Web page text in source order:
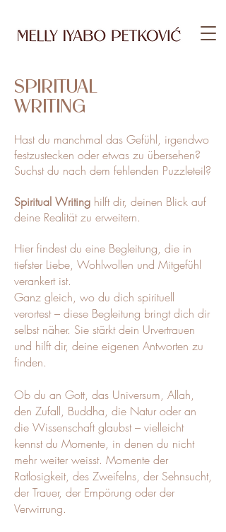
SPIRITUAL
WRITING
Hast du manchmal das Gefühl, irgendwo
festzustecken oder etwas zu übersehen?
Suchst du nach dem fehlenden Puzzleteil?
Spiritual Writing hilft dir, deinen Blick auf
deine Realität zu erweitern.
Hier findest du eine Begleitung, die in
tiefster Liebe, Wohlwollen und Mitgefühl
verankert ist.
Ganz gleich, wo du dich spirituell
verortest – diese Begleitung bringt dich dir
selbst näher. Sie stärkt dein Urvertrauen
und hilft dir, deine eigenen Antworten zu
finden.
Ob du an Gott, das Universum, Allah,
den Zufall, Buddha, die Natur oder an
die Wissenschaft glaubst – vielleicht
kennst du Momente, in denen du nicht
mehr weiter weisst. Momente der
Ratlosigkeit, des Zweifelns, der Sehnsucht,
der Trauer, der Empörung oder der
Verwirrung.